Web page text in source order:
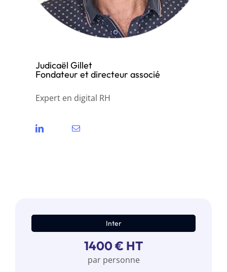
Judicaël Gillet
Fondateur et directeur associé
Expert en digital RH
Inter
1400 € HT
par personne